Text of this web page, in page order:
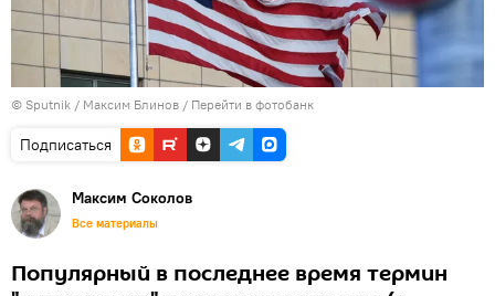
© Sputnik / Максим Блинов / Перейти в фотобанк
Подписаться
Максим Соколов
Все материалы
Популярный в последнее время термин